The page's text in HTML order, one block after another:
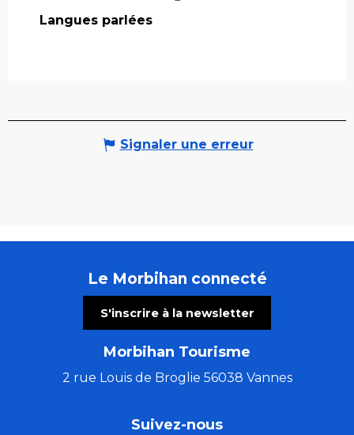
Langues parlées
Langues parlées
Signaler une erreur
Le Morbihan connecté
S'inscrire à la newsletter
Morbihan Tourisme
2 rue Louis de Broglie 56038 Vannes
Suivez-nous